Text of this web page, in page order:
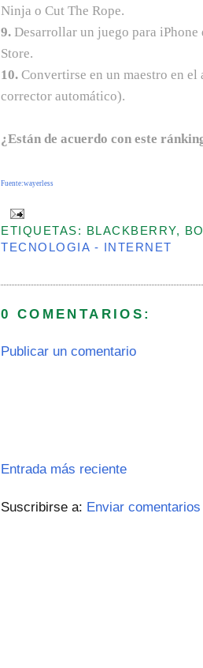
Ninja o Cut The Rope.
9. Desarrollar un juego para
Store.
10. Convertirse en un maestro en
corrector automático).
¿Están de acuerdo con este
Fuente:wayerless
ETIQUETAS: BLACKBERRY,
TECNOLOGIA - INTERNET
0 COMENTARIOS:
Publicar un comentario
Entrada más reciente
Suscribirse a: Enviar